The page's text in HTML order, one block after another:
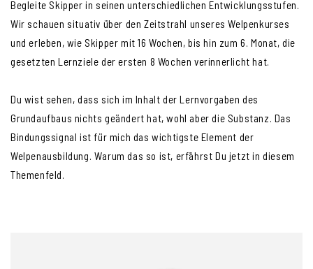
Begleite Skipper in seinen unterschiedlichen Entwicklungsstufen.
Wir schauen situativ über den Zeitstrahl unseres Welpenkurses
und erleben, wie Skipper mit 16 Wochen, bis hin zum 6. Monat, die
gesetzten Lernziele der ersten 8 Wochen verinnerlicht hat.
Du wist sehen, dass sich im Inhalt der Lernvorgaben des
Grundaufbaus nichts geändert hat, wohl aber die Substanz. Das
Bindungssignal ist für mich das wichtigste Element der
Welpenausbildung. Warum das so ist, erfährst Du jetzt in diesem
Themenfeld.